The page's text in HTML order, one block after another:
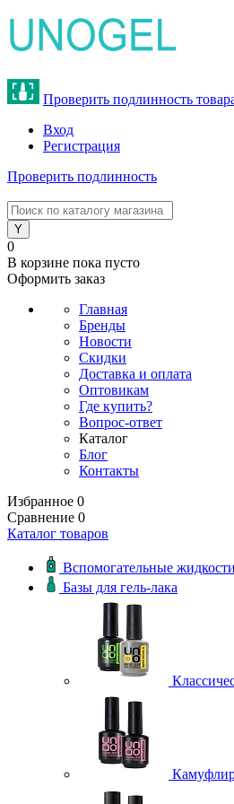
Проверить подлинность
Вход
Регистрация
Проверить подлинность
0
В корзине пока пусто
Оформить заказ
Главная
Бренды
Новости
Скидки
Доставка и оплата
Оптовикам
Где купить?
Вопрос-ответ
Каталог
Блог
Контакты
Избранное 0
Сравнение 0
Каталог товаров
Вспомогательные жидкости
Базы для гель-лака